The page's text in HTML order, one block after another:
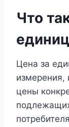
Что
Цена за
измерения,
цены